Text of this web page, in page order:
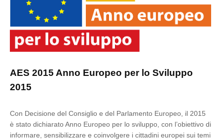
AES 2015 Anno Europeo per lo Sviluppo
2015
Con Decisione del Consiglio e del Parlamento Europeo, il 2015
è stato dichiarato Anno Europeo per lo sviluppo, con l’obiettivo di
informare, sensibilizzare e coinvolgere i cittadini europei sui temi